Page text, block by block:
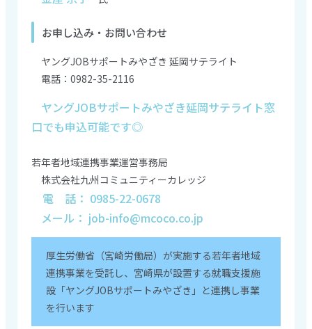
お申し込み・お問い合わせ
ヤングJOBサポートみやざき 延岡サテライト
電話：0982-35-2116
ヤングJOBサポートみやざき延岡サテライト窓
口でも申込可能です◎
若年者地域連携事業運営事務局
株式会社九州コミュニティーカレッジ
電 話： 0985-22-0678
メール： job-info@mcoco.co.jp
厚生労働省（宮崎労働局）が実施する若年者地域
連携事業を受託し、宮崎県が設置する就職支援施
設「ヤングJOBサポートみやざき」と連携し事業
を行います